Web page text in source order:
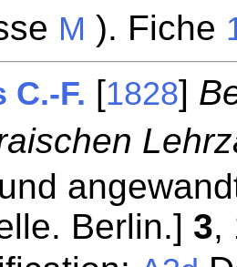
M ). Fiche
C.-F. [1828]
Berlin.] 3,